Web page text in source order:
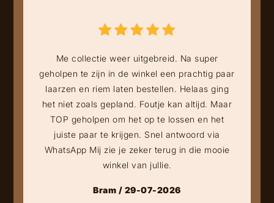
Me collectie weer uitgebreid. Na super
geholpen te zijn in de winkel een prachtig paar
laarzen en riem laten bestellen. Helaas ging
het niet zoals gepland. Foutje kan altijd. Maar
TOP geholpen om het op te lossen en het
juiste paar te krijgen. Snel antwoord via
WhatsApp Mij zie je zeker terug in die mooie
winkel van jullie.
Bram / 29-07-2026